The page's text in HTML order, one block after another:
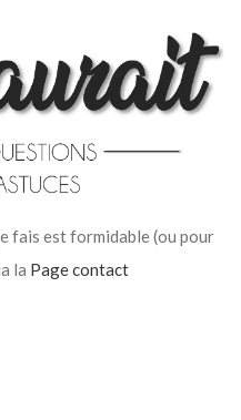
fais est formidable (ou pour
la Page contact